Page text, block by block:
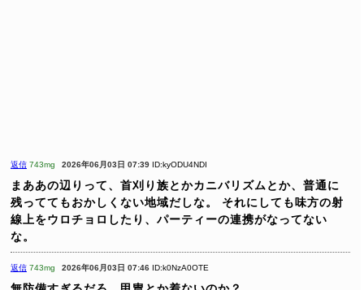
返信 743mg 2026年06月03日 07:39 ID:kyODU4NDI
まああの辺りって、首刈り族とかカニバリズムとか、普通に
残っててもおかしくない地域だしな。
それにしても味方の射
線上をウロチョロしたり、パーティーの連携がなってない
な。
返信 743mg 2026年06月03日 07:46 ID:k0NzA0OTE